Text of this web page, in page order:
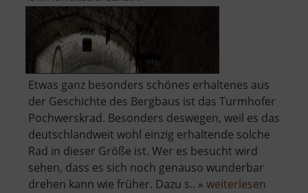
Etwas ganz besonders schönes erhaltenes aus
der Geschichte des Bergbaus ist das Turmhofer
Pochwerskrad. Besonders deswegen, weil es das
deutschlandweit wohl einzig erhaltende solche
Rad in dieser Größe ist. Wer es besucht wird
sehen, dass es sich noch genauso wunderbar
drehen kann wie früher. Dazu s.. » weiterlesen